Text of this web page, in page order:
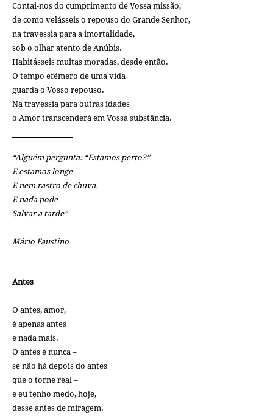
Contai-nos do cumprimento de Vossa missão,
de como velásseis o repouso do Grande Senhor,
na travessia para a imortalidade,
sob o olhar atento de Anúbis.
Habitásseis muitas moradas, desde então.
O tempo efêmero de uma vida
guarda o Vosso repouso.
Na travessia para outras idades
o Amor transcenderá em Vossa substância.
“Alguém pergunta: “Estamos perto?”
E estamos longe
E nem rastro de chuva.
E nada pode
Salvar a tarde”
Mário Faustino
Antes
O antes, amor,
é apenas antes
e nada mais.
O antes é nunca –
se não há depois do antes
que o torne real –
e eu tenho medo, hoje,
desse antes de miragem.